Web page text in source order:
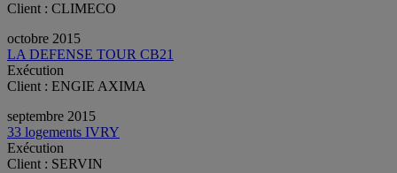
Client : CLIMECO
octobre 2015
LA DEFENSE TOUR CB21
Exécution
Client : ENGIE AXIMA
septembre 2015
33 logements IVRY
Exécution
Client : SERVIN